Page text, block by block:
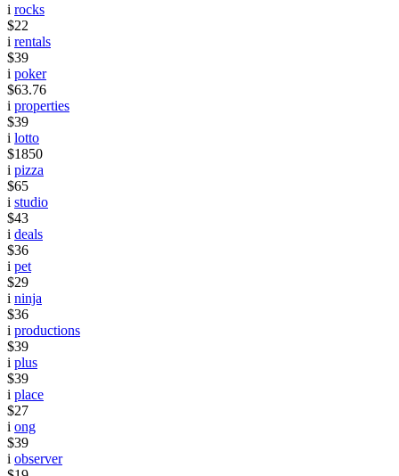
i rocks
$22
i rentals
$39
i poker
$63.76
i properties
$39
i lotto
$1850
i pizza
$65
i studio
$43
i deals
$36
i pet
$29
i ninja
$36
i productions
$39
i plus
$39
i place
$27
i ong
$39
i observer